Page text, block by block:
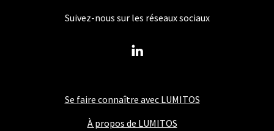
Se faire connaître avec LUMITOS
À propos de LUMITOS
Suivez-nous sur les réseaux sociaux